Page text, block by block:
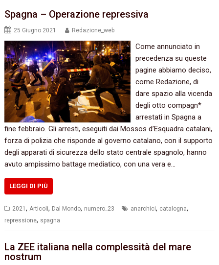
Spagna – Operazione repressiva
25 Giugno 2021 Redazione_web
Come annunciato in
precedenza su queste
pagine abbiamo deciso,
come Redazione, di
dare spazio alla vicenda
degli otto compagn*
arrestati in Spagna a
fine febbraio. Gli arresti, eseguiti dai Mossos d’Esquadra catalani,
forza di polizia che risponde al governo catalano, con il supporto
degli apparati di sicurezza dello stato centrale spagnolo, hanno
avuto ampissimo battage mediatico, con una vera e…
LEGGI DI PIÙ
2021, Articoli, Dal Mondo, numero_23 anarchici, catalogna,
repressione, spagna
La ZEE italiana nella complessità del mare
nostrum